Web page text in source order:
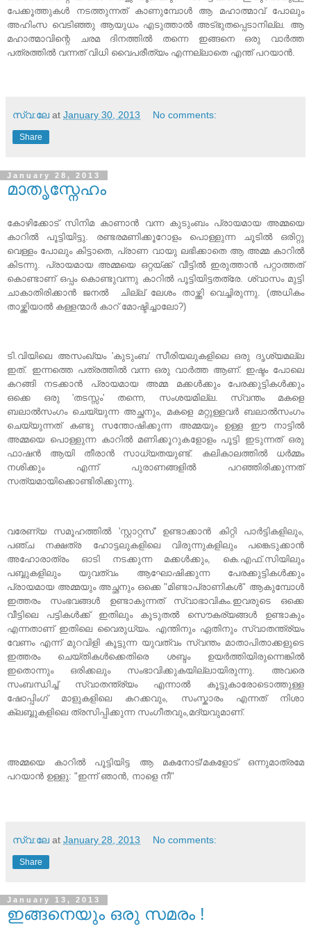
പേക്കൂത്തുകള്‍ നടത്തുന്നത് കാണുമ്പോള്‍ ആ മഹാത്മാവ് പോലും
അഹിംസ വെടിഞ്ഞു ആയുധം എടുത്താല്‍ അട്ഭുതപ്പെടാനില്ല. ആ
മഹാത്മാവിന്റെ ചരമ ദിനത്തില്‍ തന്നെ ഇങ്ങനെ ഒരു വാര്‍ത്ത
പത്രത്തില്‍ വന്നത് വിധി വൈപരീത്യം എന്നല്ലാതെ എന്ത് പറയാന്‍.
സ്വ:ലേ at January 30, 2013 No comments:
Share
January 28, 2013
മാതൃസ്നേഹം
കോഴിക്കോട്‌ സിനിമ കാണാന്‍ വന്ന കുടുംബം പ്രായമായ അമ്മയെ
കാറില്‍ പൂട്ടിയിട്ടു. രണ്ടരമണിക്കൂറോളം പൊള്ളുന്ന ചൂടില്‍ ഒരിറ്റു
വെള്ളം പോലും കിട്ടാതെ, പ്രാണ വായു ലഭിക്കാതെ ആ അമ്മ കാറില്‍
കിടന്നു. പ്രായമായ അമ്മയെ ഒറ്റയ്ക്ക് വീട്ടില്‍ ഇരുത്താന്‍ പറ്റാത്തത്
കൊണ്ടാണ് ഒപ്പം കൊണ്ടുവന്നു കാറില്‍ പൂട്ടിയിട്ടതത്രേ. ശ്വാസം മുട്ടി
ചാകാതിരിക്കാന്‍ ജനല്‍ ചില്ല് ലേശം താഴ്ത്തി വെച്ചിരുന്നു. (അധികം
താഴ്ത്തിയാല്‍ കള്ളന്മാര്‍ കാറ് മോഷ്ടിച്ചാലോ?)
ടി.വിയിലെ അസംഖ്യം 'കുടുംബ' സീരിയലുകളിലെ ഒരു ദൃശ്യമല്ല
ഇത്. ഇന്നത്തെ പത്രത്തില്‍ വന്ന ഒരു വാര്‍ത്ത ആണ്. ഇഷ്ടം പോലെ
കറങ്ങി നടക്കാന്‍ പ്രായമായ അമ്മ മക്കള്‍ക്കും പേരക്കുട്ടികള്‍ക്കും
ഒക്കെ ഒരു 'തടസ്സം' തന്നെ, സംശയമില്ല. സ്വന്തം മകളെ
ബലാല്‍സംഗം ചെയ്യുന്ന അച്ഛനും, മകളെ മറ്റുള്ളവര്‍ ബലാല്‍സംഗം
ചെയ്യുന്നത് കണ്ടു സന്തോഷിക്കുന്ന അമ്മയും ഉള്ള ഈ നാട്ടില്‍
അമ്മയെ പൊള്ളുന്ന കാറില്‍ മണിക്കൂറുകളോളം പൂട്ടി ഇടുന്നത് ഒരു
ഫാഷന്‍ ആയി തീരാന്‍ സാധ്യതയുണ്ട്. കലികാലത്തില്‍ ധര്‍മ്മം
നശിക്കും എന്ന് പുരാണങ്ങളില്‍ പറഞ്ഞിരിക്കുന്നത്
സത്യമായിക്കൊണ്ടിരിക്കുന്നു.
വരേണ്യ സമൂഹത്തില്‍ 'സ്റ്റാറ്റസ്' ഉണ്ടാക്കാന്‍ കിറ്റി പാര്‍ട്ടികളിലും,
പഞ്ച നക്ഷത്ര ഹോട്ടലുകളിലെ വിരുന്നുകളിലും പങ്കെടുക്കാന്‍
അഹോരാത്രം ഓടി നടക്കുന്ന മക്കള്‍ക്കും, കെ.എഫ്.സിയിലും
പബ്ബുകളിലും യുവത്വം ആഘോഷിക്കുന്ന പേരക്കുട്ടികള്‍ക്കും
പ്രായമായ അമ്മയും അച്ഛനും ഒക്കെ "മിണ്ടാപ്രാണികള്‍" ആകുമ്പോള്‍
ഇത്തരം സംഭവങ്ങള്‍ ഉണ്ടാകുന്നത് സ്വാഭാവികം.ഇവരുടെ ഒക്കെ
വീട്ടിലെ പട്ടികള്‍ക്ക് ഇതിലും കൂടുതല്‍ സൌകര്യങ്ങള്‍ ഉണ്ടാകും
എന്നതാണ് ഇതിലെ വൈരുധ്യം. എന്തിനും ഏതിനും സ്വാതന്ത്ര്യം
വേണം എന്ന് മുറവിളി കൂട്ടുന്ന യുവത്വം സ്വന്തം മാതാപിതാക്കളുടെ
ഇത്തരം ചെയ്തികള്‍ക്കെതിരെ ശബ്ദം ഉയര്‍ത്തിയിരുന്നെങ്കില്‍
ഇതൊന്നും ഒരിക്കലും സംഭാവിക്കുകയില്ലായിരുന്നു. അവരെ
സംബന്ധിച്ച് സ്വാതന്ത്ര്യം എന്നാല്‍ കൂട്ടുകാരോടൊത്തുള്ള
ഷോപ്പിംഗ്‌ മാളുകളിലെ കറക്കവും, സംസ്കാരം എന്നത് നിശാ
ക്ലബ്ബുകളിലെ ത്രസിപ്പിക്കുന്ന സംഗീതവും,മദ്യവുമാണ്.
അമ്മയെ കാറില്‍ പൂട്ടിയിട്ട ആ മകനോട്‌/മകളോട് ഒന്നുമാത്രമേ
പറയാന്‍ ഉള്ളു: "ഇന്ന് ഞാന്‍, നാളെ നീ"
സ്വ:ലേ at January 28, 2013 No comments:
Share
January 13, 2013
ഇങ്ങനെയും ഒരു സമരം !